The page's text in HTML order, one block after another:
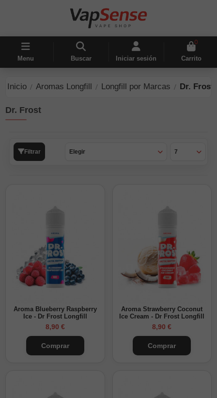
Menu Buscar Iniciar sesión
0
Carrito
Inicio Aromas Longfill Longfill por Marcas Dr. Frost
Dr. Frost
Filtrar Elegir 7
Aroma Blueberry Raspberry
Ice - Dr Frost Longfill
8,90 €
Comprar
Aroma Strawberry Coconut
Ice Cream - Dr Frost Longfill
8,90 €
Comprar